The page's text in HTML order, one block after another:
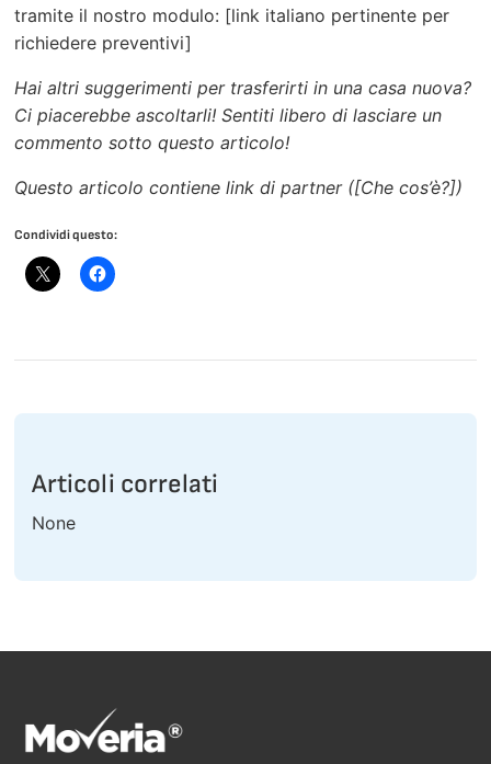
tramite il nostro modulo: [link italiano pertinente per
richiedere preventivi]
Hai altri suggerimenti per trasferirti in una casa nuova?
Ci piacerebbe ascoltarli! Sentiti libero di lasciare un
commento sotto questo articolo!
Questo articolo contiene link di partner ([Che cos’è?])
Condividi questo:
Articoli correlati
None